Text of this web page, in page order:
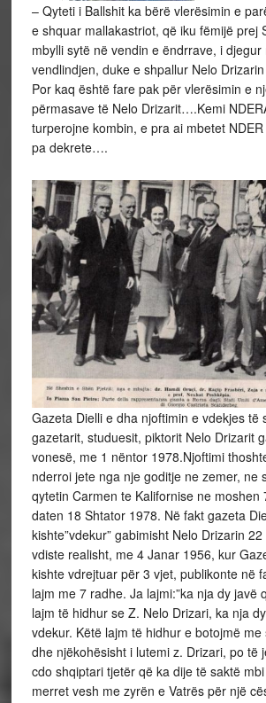
– Qyteti i Ballshit ka bërë vlerësimin e
e shquar mallakastriot, që iku fëmijë prej
mbylli sytë në vendin e ëndrrave, i
vendlindjen, duke e shpallur Nelo Drizarin
Por kaq është fare pak për vlerësimin e
përmasave të Nelo Drizarit….Kemi
turperojne kombin, e pra ai mbetet
pa dekrete….
Gazeta Dielli e dha njoftimin e vdekjes të
gazetarit, studuesit, piktorit Nelo Drizarit
vonesë, me 1 nëntor 1978.Njoftimi
nderroi jete nga nje goditje ne zemer, ne
qytetin Carmen te Kalifornise ne moshen
daten 18 Shtator 1978. Në fakt gazeta
kishte”vdekur” gabimisht Nelo Drizarin
vdiste realisht, me 4 Janar 1956, kur
kishte vdrejtuar për 3 vjet, publikonte në
lajm me 7 radhe. Ja lajmi:”ka nja dy javë
lajm të hidhur se Z. Nelo Drizari, ka nja
vdekur. Këtë lajm të hidhur e botojmë
dhe njëkohësisht i lutemi z. Drizari, po të
cdo shqiptari tjetër që ka dije të saktë
merret vesh me zyrën e Vatrës për një